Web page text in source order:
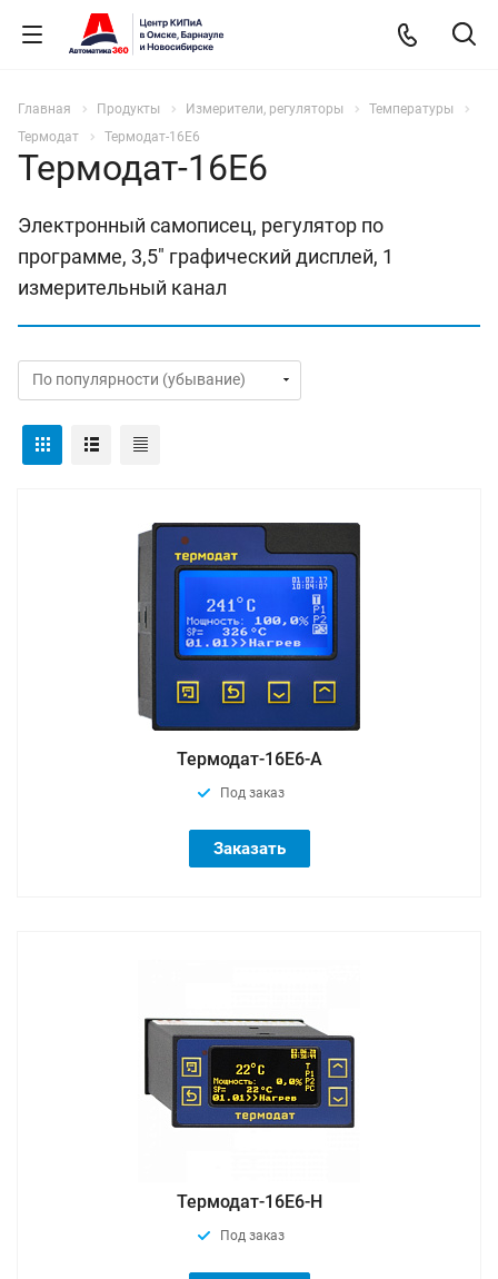
Главная Продукты Измерители, регуляторы
Температуры
Термодат
Термодат-16Е6
Термодат-16Е6
Электронный самописец, регулятор по
программе, 3,5" графический дисплей, 1
измерительный канал
Термодат-16Е6-A
Под заказ
Заказать
Термодат-16E6-H
Под заказ